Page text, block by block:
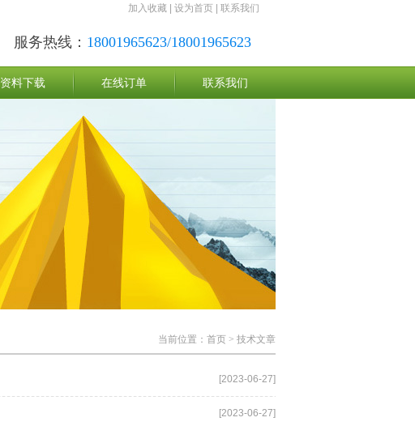
加入收藏 设为首页 联系我们
服务热线： 18001965623/18001965623
资料下载 在线订单 联系我们
当前位置： 首页 > 技术文章
[2023-06-27]
[2023-06-27]